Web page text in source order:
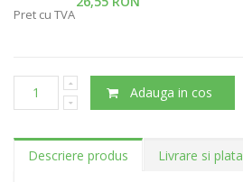
Pret cu TVA
Adauga in cos
Descriere produs Livrare si plata